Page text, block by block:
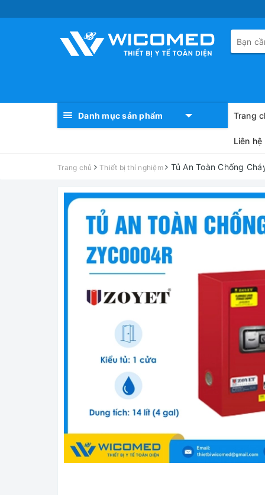
Danh mục sản phẩm Trang
Liên hệ
Trang chủ Thiết bị thí nghiệm Tủ An Toàn Chống